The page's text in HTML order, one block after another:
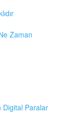
Zaman
Digital Paralar